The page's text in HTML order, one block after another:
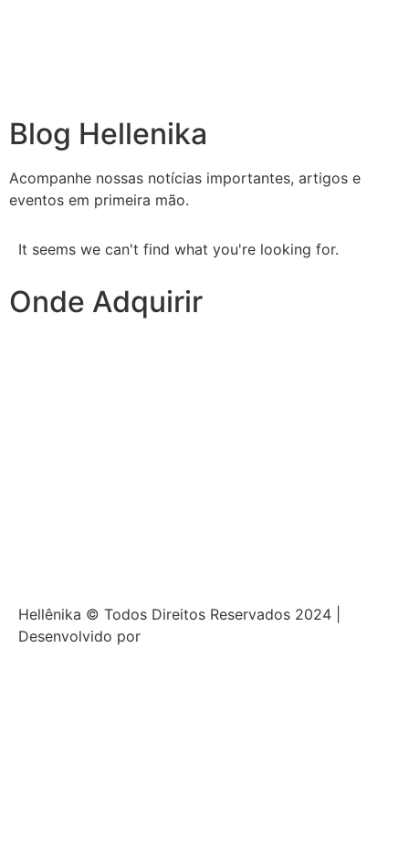
Blog Hellenika
Acompanhe nossas notícias importantes, artigos e
eventos em primeira mão.
It seems we can't find what you're looking for.
Onde Adquirir
Hellênika © Todos Direitos Reservados 2024 |
Desenvolvido por